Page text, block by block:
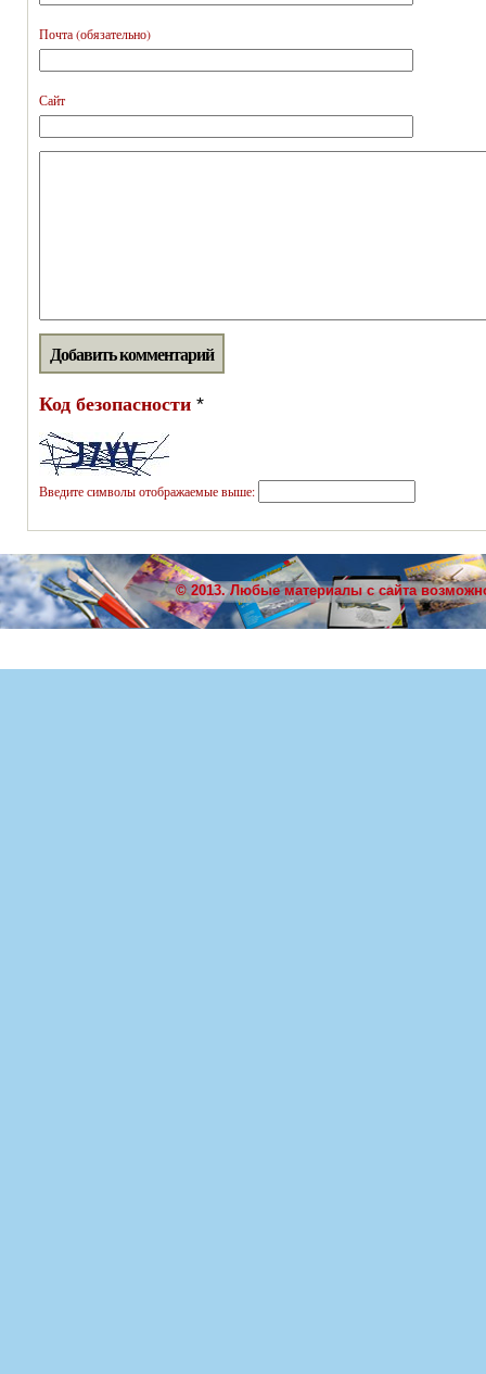
Почта (обязательно)
Сайт
Код безопасности *
Введите символы отображаемые выше:
© 2013. Любые материалы с сайта